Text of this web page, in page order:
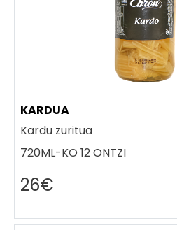
KARDUA
Kardu zuritua
720ML-KO 12 ONTZI
26€